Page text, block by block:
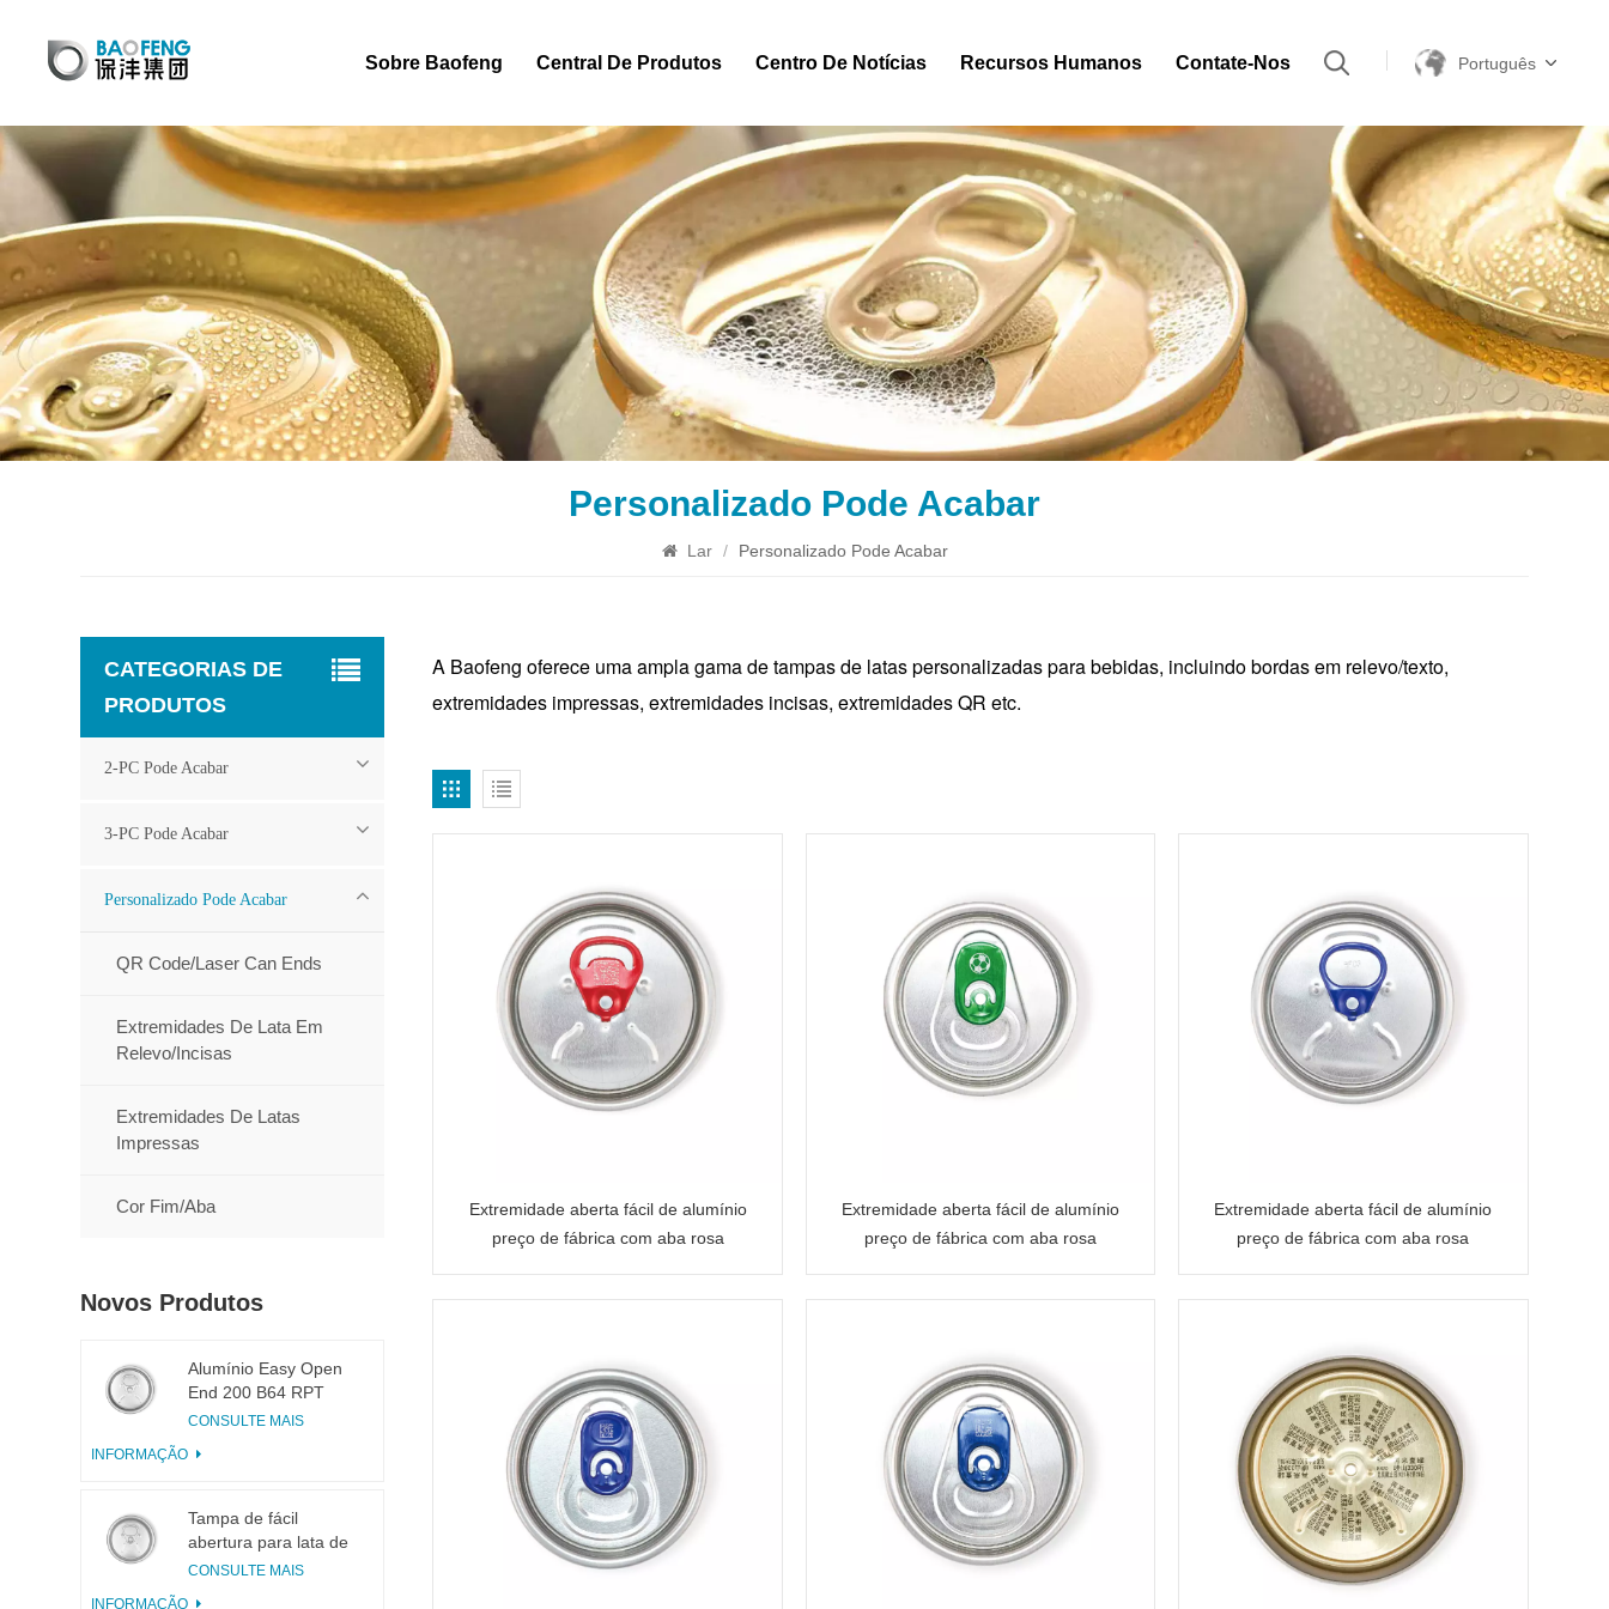
Sobre Baofeng Central De Produtos Centro De Notícias Recursos Humanos Contate-Nos Português
Personalizado Pode Acabar
Lar / Personalizado Pode Acabar
A Baofeng oferece uma ampla gama de tampas de latas personalizadas para bebidas, incluindo bordas em relevo/texto,
extremidades impressas, extremidades incisas, extremidades QR etc.
Extremidade aberta fácil de alumínio
preço de fábrica com aba rosa
Extremidade aberta fácil de alumínio
preço de fábrica com aba rosa
Extremidade aberta fácil de alumínio
preço de fábrica com aba rosa
CATEGORIAS DE
PRODUTOS
2-PC Pode Acabar
3-PC Pode Acabar
Personalizado Pode Acabar
QR Code/Laser Can Ends
Extremidades De Lata Em
Relevo/incisas
Extremidades De Latas
Impressas
Cor Fim/Aba
Novos Produtos
Alumínio Easy Open
End 200 B64 RPT
LOE
CONSULTE MAIS
INFORMAÇÃO
Tampa de fácil
abertura para lata de
bebidas 200 B64 RPT
CONSULTE MAIS
INFORMAÇÃO